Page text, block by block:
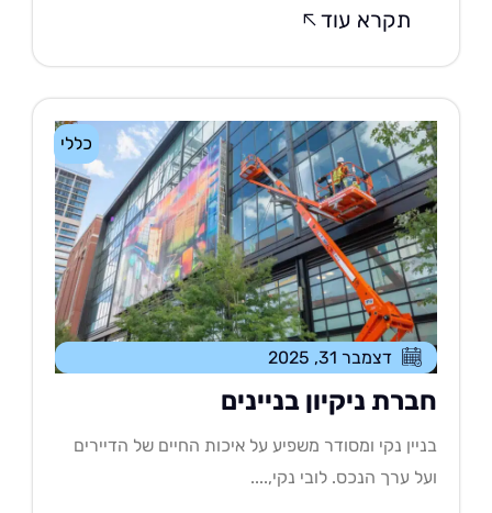
תקרא עוד
כללי
דצמבר 31, 2025
ניקיון בניינים
נקי ומסודר משפיע על איכות החיים של הדיירים
ערך הנכס. לובי נקי,....